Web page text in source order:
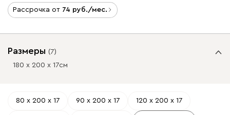
Рассрочка от 74 /мес.
Размеры (7)
180 х 200 х 17см
80 х 200 х 17 90 х 200 х 17 120 х 200 х 17